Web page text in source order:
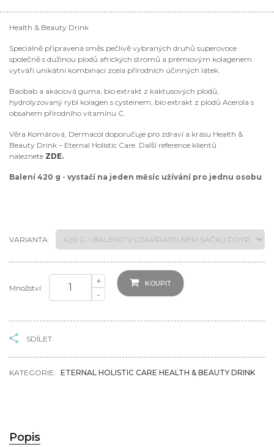
Health & Beauty Drink
Speciálně připravená směs pečlivě vybraných druhů superovoce
společně s dužinou plodů afrických stromů a prémiovým kolagenem
vytváří unikátní kombinaci zcela přírodních účinných látek.
Baobab a akáciová guma, bio extrakt z kaktusových plodů,
hydrolyzovaný rybí kolagen s cysteinem, bio extrakt z plodů Acerola s
obsahem přírodního vitamínu C.
Věra Komárová, Dermacol doporučuje pro zdraví a krásu Health &
Beauty Drink – Eternal Holistic Care. Další reference klientů
naleznete ZDE.
Balení 420 g - vystačí na jeden měsíc užívání pro jednu osobu
VARIANTA:
Množství:
+
-
KOUPIT
SDÍLET
KATEGORIE: ETERNAL HOLISTIC CARE HEALTH & BEAUTY DRINK
Popis